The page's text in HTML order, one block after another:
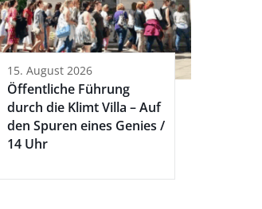
15. August 2026
Öffentliche Führung
durch die Klimt Villa – Auf
den Spuren eines Genies /
14 Uhr